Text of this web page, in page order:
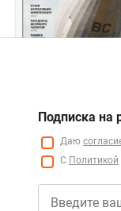
Подписка на
Даю
С Политикой